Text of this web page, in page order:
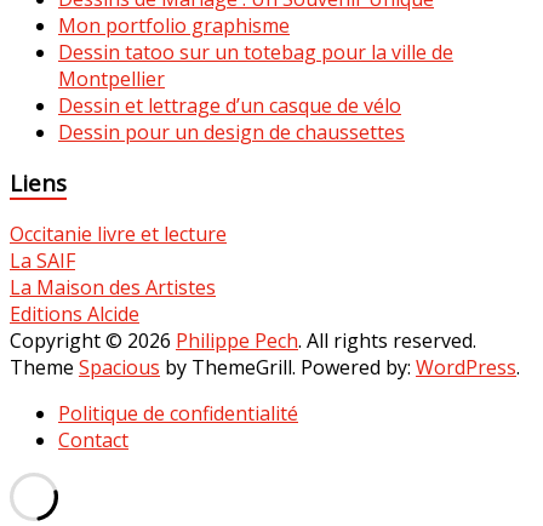
Mon portfolio graphisme
Dessin tatoo sur un totebag pour la ville de
Montpellier
Dessin et lettrage d’un casque de vélo
Dessin pour un design de chaussettes
Liens
Occitanie livre et lecture
La SAIF
La Maison des Artistes
Editions Alcide
Copyright © 2026 Philippe Pech. All rights reserved.
Theme Spacious by ThemeGrill. Powered by: WordPress.
Politique de confidentialité
Contact